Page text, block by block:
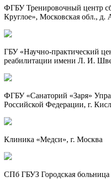
ФГБУ Тренировочный центр
Круглое», Московская обл., д.
ГБУ «Научно-практический
реабилитации имени Л. И.
ФГБУ «Санаторий «Заря»
Российской Федерации, г.
Клиника «Медси», г. Москва
СПб ГБУЗ Городская